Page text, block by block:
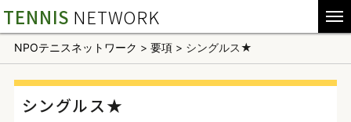
TENNIS NETWORK
NPOテニスネットワーク > 要項> シングルス★
シングルス★